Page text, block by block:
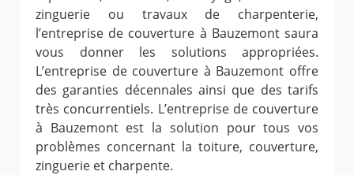
zinguerie ou travaux de charpenterie,
l’entreprise de couverture à Bauzemont saura
vous donner les solutions appropriées.
L’entreprise de couverture à Bauzemont offre
des garanties décennales ainsi que des tarifs
très concurrentiels. L’entreprise de couverture
à Bauzemont est la solution pour tous vos
problèmes concernant la toiture, couverture,
zinguerie et charpente.